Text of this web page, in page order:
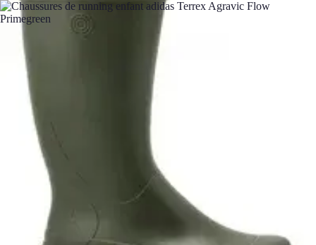
Conseils Jardinage
Entretien et Aménagement
Entretien des Plantes
jardin
Entretien du Jardin Conseils Pratiques